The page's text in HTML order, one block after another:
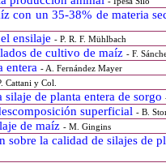
con un 35-38% de materia
ensilaje - P. R. F. Mühlbach
de cultivo de maíz - F.
entera - A. Fernández Mayer
Cattani y Col.
de planta entera de sorgo
superficial - B.
de maíz - M. Gingins
sobre la calidad de silajes de